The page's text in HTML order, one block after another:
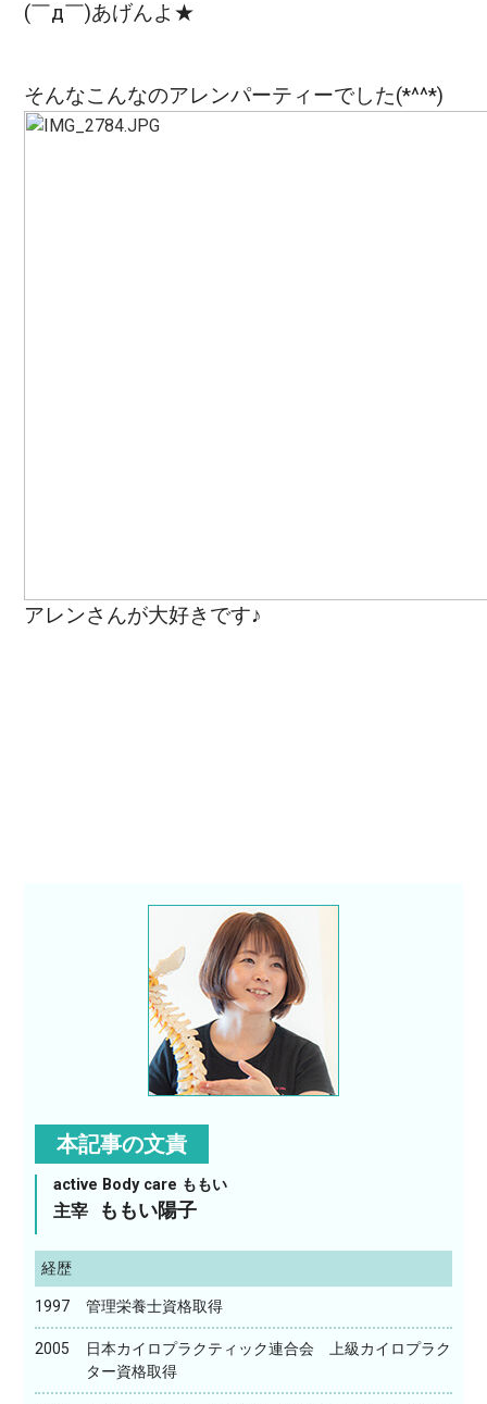
(￣д￣)あげんよ★
そんなこんなのアレンパーティーでした(*^^*)
アレンさんが大好きです♪
本記事の文責
active Body care ももい
主宰 ももい陽子
経歴
1997 管理栄養士資格取得
2005
日本カイロプラクティック連合会 上級カイロプラク
ター資格取得